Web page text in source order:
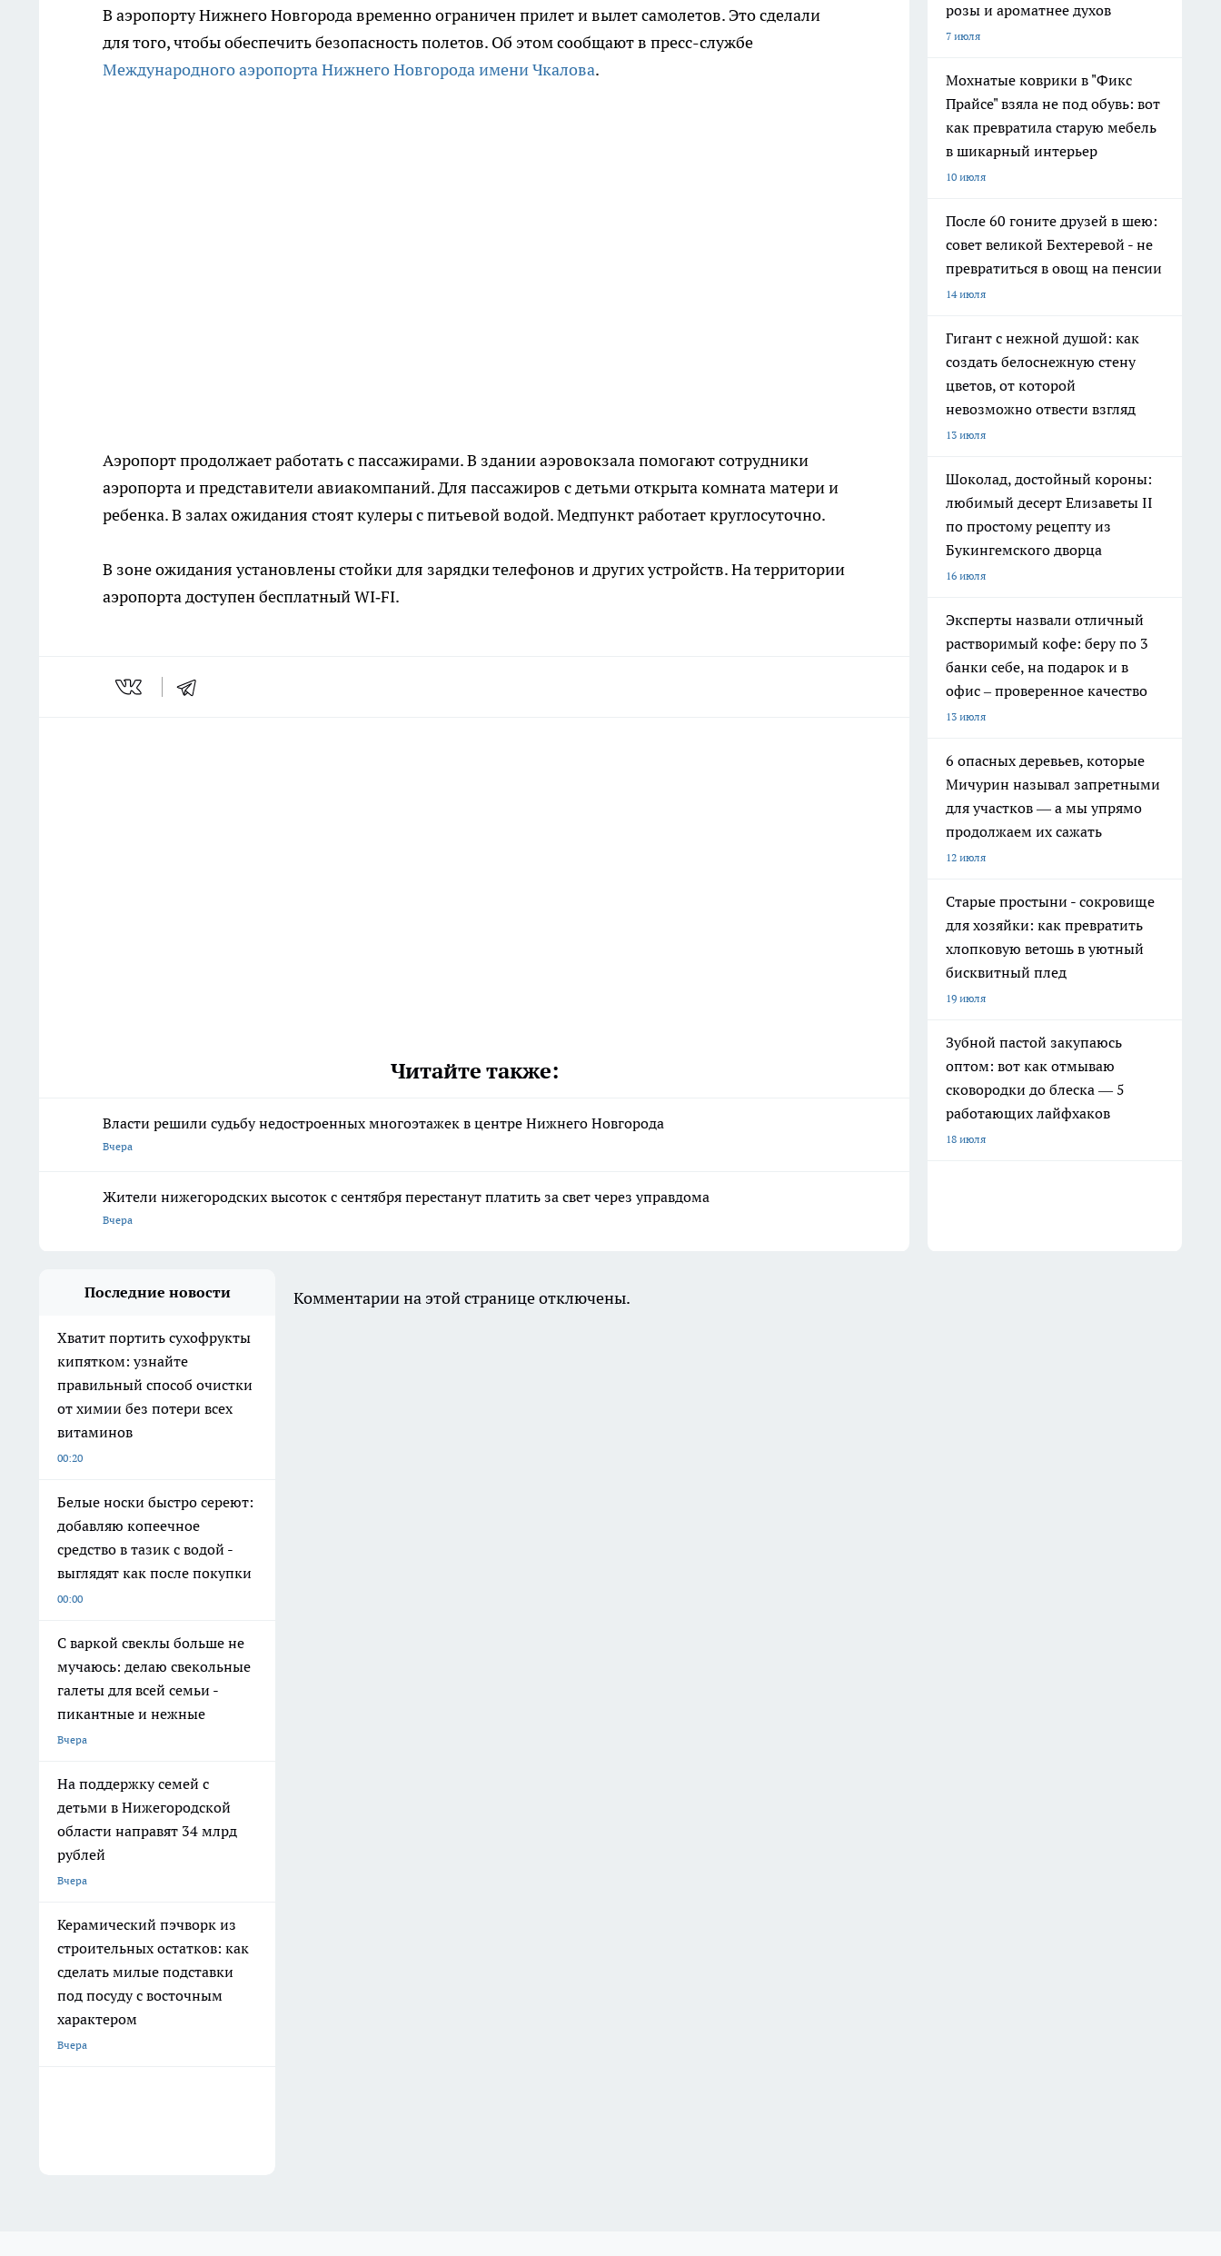
В аэропорту Нижнего Новгорода временно ограничен прилет и вылет самолетов. Это сделали
для того, чтобы обеспечить безопасность полетов. Об этом сообщают в пресс-службе
Международного аэропорта Нижнего Новгорода имени Чкалова.
Аэропорт продолжает работать с пассажирами. В здании аэровокзала помогают сотрудники
аэропорта и представители авиакомпаний. Для пассажиров с детьми открыта комната матери и
ребенка. В залах ожидания стоят кулеры с питьевой водой. Медпункт работает круглосуточно.
В зоне ожидания установлены стойки для зарядки телефонов и других устройств. На территории
аэропорта доступен бесплатный WI‑FI.
Читайте также:
Власти решили судьбу недостроенных многоэтажек в центре Нижнего Новгорода
Вчера
Жители нижегородских высоток с сентября перестанут платить за свет через управдома
Вчера
розы и ароматнее духов
7 июля
Мохнатые коврики в "Фикс
Прайсе" взяла не под обувь: вот
как превратила старую мебель
в шикарный интерьер
10 июля
После 60 гоните друзей в шею:
совет великой Бехтеревой - не
превратиться в овощ на пенсии
14 июля
Гигант с нежной душой: как
создать белоснежную стену
цветов, от которой
невозможно отвести взгляд
13 июля
Шоколад, достойный короны:
любимый десерт Елизаветы II
по простому рецепту из
Букингемского дворца
16 июля
Эксперты назвали отличный
растворимый кофе: беру по 3
банки себе, на подарок и в
офис – проверенное качество
13 июля
6 опасных деревьев, которые
Мичурин называл запретными
для участков — а мы упрямо
продолжаем их сажать
12 июля
Старые простыни - сокровище
для хозяйки: как превратить
хлопковую ветошь в уютный
бисквитный плед
19 июля
Зубной пастой закупаюсь
оптом: вот как отмываю
сковородки до блеска — 5
работающих лайфхаков
18 июля
Последние новости
Хватит портить сухофрукты
кипятком: узнайте
правильный способ очистки
от химии без потери всех
витаминов
00:20
Белые носки быстро сереют:
добавляю копеечное
средство в тазик с водой -
выглядят как после покупки
00:00
С варкой свеклы больше не
мучаюсь: делаю свекольные
галеты для всей семьи -
пикантные и нежные
Вчера
На поддержку семей с
детьми в Нижегородской
области направят 34 млрд
рублей
Вчера
Керамический пэчворк из
строительных остатков: как
сделать милые подставки
под посуду с восточным
характером
Вчера
Комментарии на этой странице отключены.